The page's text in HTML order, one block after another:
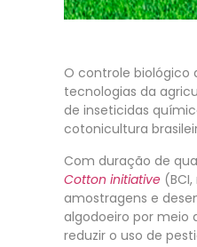
O controle biológico
tecnologias da
de inseticidas
cotonicultura
Com duração de
Cotton initiative
amostragens e
algodoeiro por meio
reduzir o uso de